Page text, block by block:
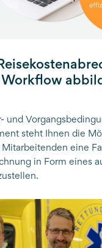
und
steht Ihnen die
eine
in Form eines